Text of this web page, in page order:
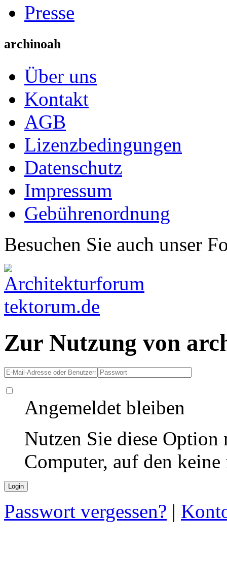
Presse
archinoah
Über uns
Kontakt
AGB
Lizenzbedingungen
Datenschutz
Impressum
Gebührenordnung
Besuchen Sie auch unser
Zur Nutzung von
Angemeldet bleiben
Nutzen Sie diese
Computer, auf den
Passwort vergessen? |